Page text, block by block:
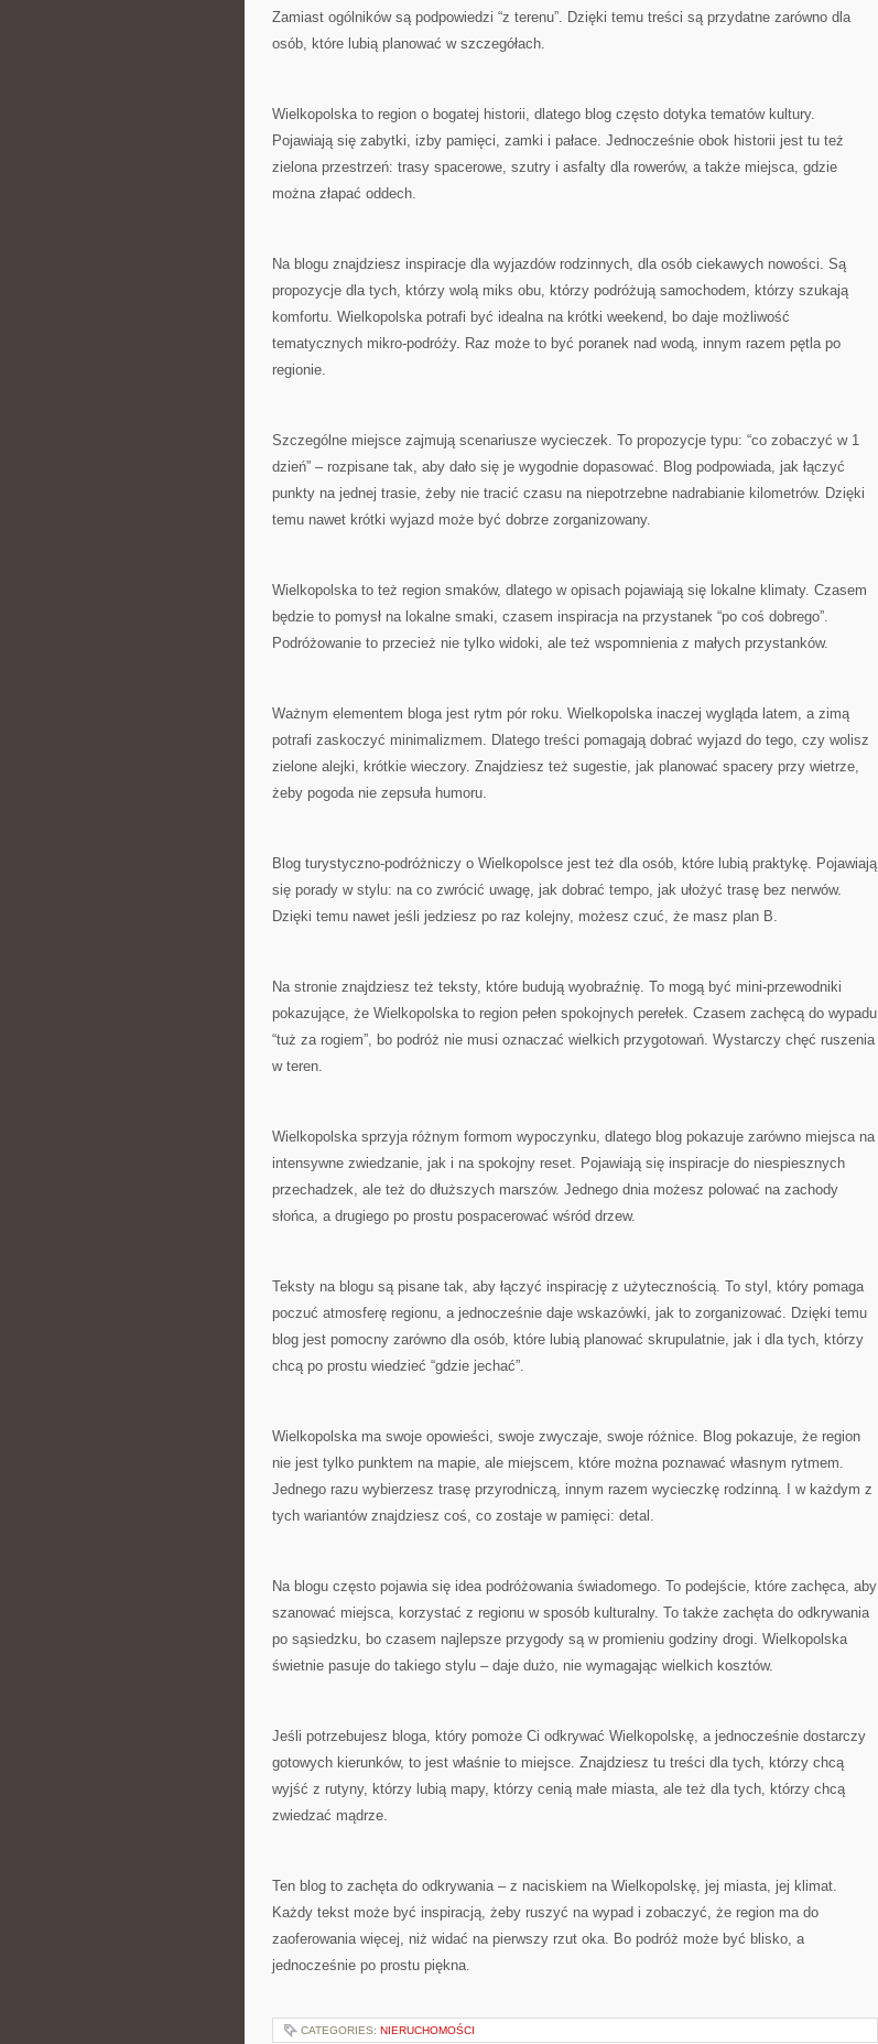
Zamiast ogólników są podpowiedzi “z terenu”. Dzięki temu treści są przydatne zarówno dla
osób, które lubią planować w szczegółach.
Wielkopolska to region o bogatej historii, dlatego blog często dotyka tematów kultury.
Pojawiają się zabytki, izby pamięci, zamki i pałace. Jednocześnie obok historii jest tu też
zielona przestrzeń: trasy spacerowe, szutry i asfalty dla rowerów, a także miejsca, gdzie
można złapać oddech.
Na blogu znajdziesz inspiracje dla wyjazdów rodzinnych, dla osób ciekawych nowości. Są
propozycje dla tych, którzy wolą miks obu, którzy podróżują samochodem, którzy szukają
komfortu. Wielkopolska potrafi być idealna na krótki weekend, bo daje możliwość
tematycznych mikro-podróży. Raz może to być poranek nad wodą, innym razem pętla po
regionie.
Szczególne miejsce zajmują scenariusze wycieczek. To propozycje typu: “co zobaczyć w 1
dzień” – rozpisane tak, aby dało się je wygodnie dopasować. Blog podpowiada, jak łączyć
punkty na jednej trasie, żeby nie tracić czasu na niepotrzebne nadrabianie kilometrów. Dzięki
temu nawet krótki wyjazd może być dobrze zorganizowany.
Wielkopolska to też region smaków, dlatego w opisach pojawiają się lokalne klimaty. Czasem
będzie to pomysł na lokalne smaki, czasem inspiracja na przystanek “po coś dobrego”.
Podróżowanie to przecież nie tylko widoki, ale też wspomnienia z małych przystanków.
Ważnym elementem bloga jest rytm pór roku. Wielkopolska inaczej wygląda latem, a zimą
potrafi zaskoczyć minimalizmem. Dlatego treści pomagają dobrać wyjazd do tego, czy wolisz
zielone alejki, krótkie wieczory. Znajdziesz też sugestie, jak planować spacery przy wietrze,
żeby pogoda nie zepsuła humoru.
Blog turystyczno-podróżniczy o Wielkopolsce jest też dla osób, które lubią praktykę. Pojawiają
się porady w stylu: na co zwrócić uwagę, jak dobrać tempo, jak ułożyć trasę bez nerwów.
Dzięki temu nawet jeśli jedziesz po raz kolejny, możesz czuć, że masz plan B.
Na stronie znajdziesz też teksty, które budują wyobraźnię. To mogą być mini-przewodniki
pokazujące, że Wielkopolska to region pełen spokojnych perełek. Czasem zachęcą do wypadu
“tuż za rogiem”, bo podróż nie musi oznaczać wielkich przygotowań. Wystarczy chęć ruszenia
w teren.
Wielkopolska sprzyja różnym formom wypoczynku, dlatego blog pokazuje zarówno miejsca na
intensywne zwiedzanie, jak i na spokojny reset. Pojawiają się inspiracje do niespiesznych
przechadzek, ale też do dłuższych marszów. Jednego dnia możesz polować na zachody
słońca, a drugiego po prostu pospacerować wśród drzew.
Teksty na blogu są pisane tak, aby łączyć inspirację z użytecznością. To styl, który pomaga
poczuć atmosferę regionu, a jednocześnie daje wskazówki, jak to zorganizować. Dzięki temu
blog jest pomocny zarówno dla osób, które lubią planować skrupulatnie, jak i dla tych, którzy
chcą po prostu wiedzieć “gdzie jechać”.
Wielkopolska ma swoje opowieści, swoje zwyczaje, swoje różnice. Blog pokazuje, że region
nie jest tylko punktem na mapie, ale miejscem, które można poznawać własnym rytmem.
Jednego razu wybierzesz trasę przyrodniczą, innym razem wycieczkę rodzinną. I w każdym z
tych wariantów znajdziesz coś, co zostaje w pamięci: detal.
Na blogu często pojawia się idea podróżowania świadomego. To podejście, które zachęca, aby
szanować miejsca, korzystać z regionu w sposób kulturalny. To także zachęta do odkrywania
po sąsiedzku, bo czasem najlepsze przygody są w promieniu godziny drogi. Wielkopolska
świetnie pasuje do takiego stylu – daje dużo, nie wymagając wielkich kosztów.
Jeśli potrzebujesz bloga, który pomoże Ci odkrywać Wielkopolskę, a jednocześnie dostarczy
gotowych kierunków, to jest właśnie to miejsce. Znajdziesz tu treści dla tych, którzy chcą
wyjść z rutyny, którzy lubią mapy, którzy cenią małe miasta, ale też dla tych, którzy chcą
zwiedzać mądrze.
Ten blog to zachęta do odkrywania – z naciskiem na Wielkopolskę, jej miasta, jej klimat.
Każdy tekst może być inspiracją, żeby ruszyć na wypad i zobaczyć, że region ma do
zaoferowania więcej, niż widać na pierwszy rzut oka. Bo podróż może być blisko, a
jednocześnie po prostu piękna.
CATEGORIES: NIERUCHOMOŚCI